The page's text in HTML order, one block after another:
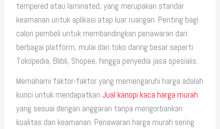
tempered atau laminated, yang merupakan standar
keamanan untuk aplikasi atap luar ruangan. Penting bagi
calon pembeli untuk membandingkan penawaran dari
berbagai platform, mulai dari toko daring besar seperti
Tokopedia, Blibli, Shopee, hingga penyedia jasa spesialis.
Memahami faktor-faktor yang memengaruhi harga adalah
kunci untuk mendapatkan Jual kanopi kaca harga murah
yang sesuai dengan anggaran tanpa mengorbankan
kualitas dan keamanan. Penawaran harga murah sering